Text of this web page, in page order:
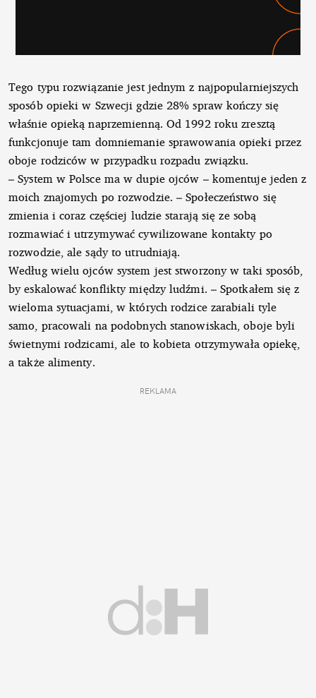
Tego typu rozwiązanie jest jednym z najpopularniejszych
sposób opieki w Szwecji gdzie 28% spraw kończy się
właśnie opieką naprzemienną. Od 1992 roku zresztą
funkcjonuje tam domniemanie sprawowania opieki przez
oboje rodziców w przypadku rozpadu związku.
– System w Polsce ma w dupie ojców – komentuje jeden z
moich znajomych po rozwodzie. – Społeczeństwo się
zmienia i coraz częściej ludzie starają się ze sobą
rozmawiać i utrzymywać cywilizowane kontakty po
rozwodzie, ale sądy to utrudniają.
Według wielu ojców system jest stworzony w taki sposób,
by eskalować konflikty między ludźmi. – Spotkałem się z
wieloma sytuacjami, w których rodzice zarabiali tyle
samo, pracowali na podobnych stanowiskach, oboje byli
świetnymi rodzicami, ale to kobieta otrzymywała opiekę,
a także alimenty.
REKLAMA